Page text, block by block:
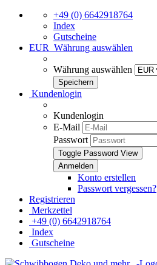
+49 (0) 6642918764
Index
Gutscheine
EUR Währung auswählen
Währung auswählen
Kundenlogin
Kundenlogin
E-Mail
Passwort
Toggle Password View
Konto erstellen
Passwort vergessen?
Registrieren
Merkzettel
+49 (0) 6642918764
Index
Gutscheine